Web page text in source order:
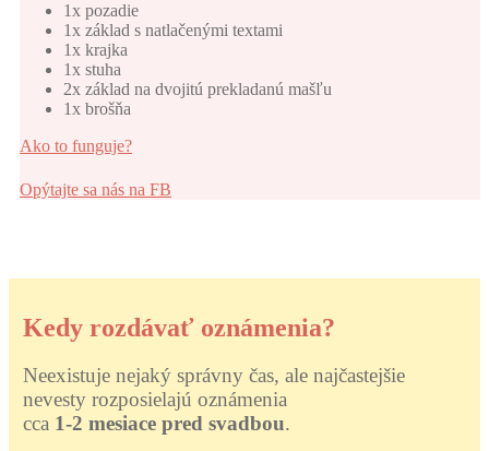
1x pozadie
1x základ s natlačenými textami
1x krajka
1x stuha
2x základ na dvojitú prekladanú mašľu
1x brošňa
Ako to funguje?
Opýtajte sa nás na FB
Kedy rozdávať oznámenia?
Neexistuje nejaký správny čas, ale najčastejšie
nevesty rozposielajú oznámenia
cca 1-2 mesiace pred svadbou.